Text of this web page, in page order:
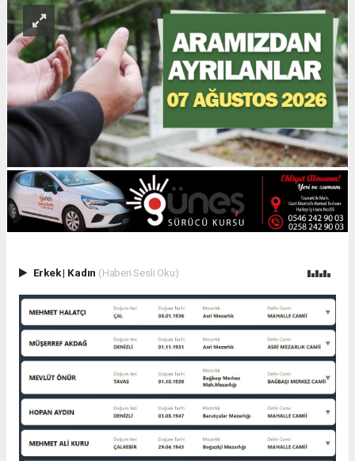
Erkek| Kadın (Haberi Sesli Oku)